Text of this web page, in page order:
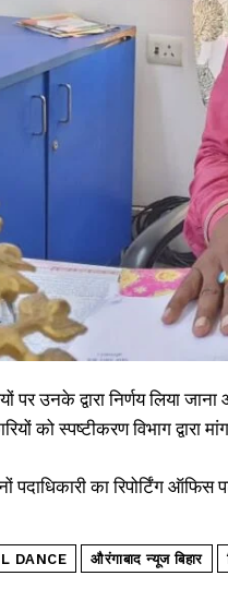
पर उनके द्वारा निर्णय लिया
को स्पष्टीकरण विभाग द्वारा
पदाधिकारी का रिपोर्टिंग ऑफिस
DANCE औरंगाबाद न्यूज बिहार